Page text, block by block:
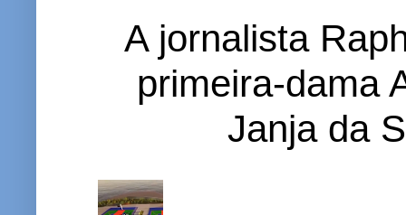
A jornalista
primeira-dama
Janja da